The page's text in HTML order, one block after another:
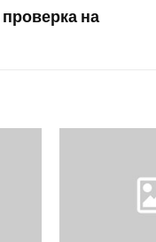
на